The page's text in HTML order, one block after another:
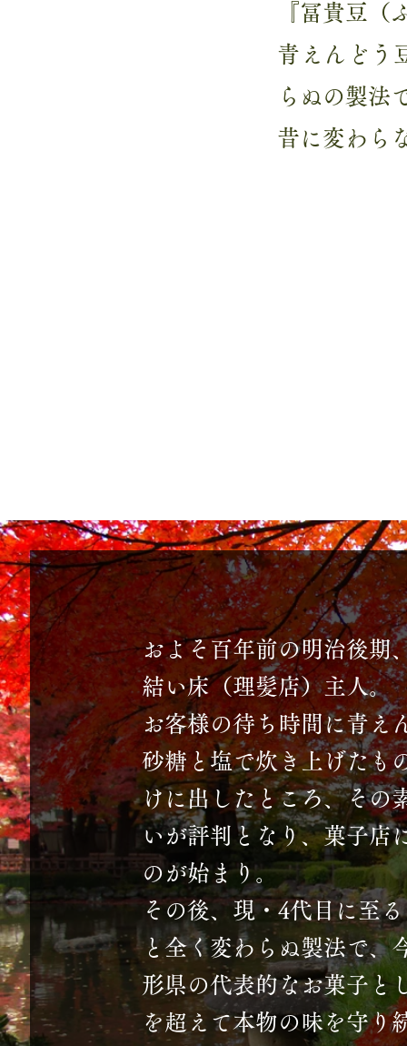
『冨貴豆（
青えんどう
らぬの製法
昔に変わら
およそ百年前の明治後期
結い床（理髪店）主人。
お客様の待ち時間に青え
砂糖と塩で炊き上げたも
けに出したところ、その
いが評判となり、菓子店
のが始まり。
その後、現・4代目に至
と全く変わらぬ製法で、
形県の代表的なお菓子と
を超えて本物の味を守り